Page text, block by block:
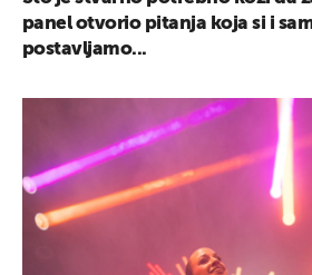
panel otvorio pitanja koja si i
postavljamo...